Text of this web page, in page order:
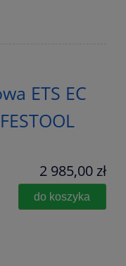
ETS EC
2 985,00 zł
do koszyka